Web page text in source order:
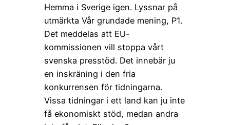
Hemma i Sverige igen. Lyssnar på
utmärkta Vår grundade mening, P1.
Det meddelas att EU-
kommissionen vill stoppa vårt
svenska presstöd. Det innebär ju
en inskräning i den fria
konkurrensen för tidningarna.
Vissa tidningar i ett land kan ju inte
få ekonomiskt stöd, medan andra